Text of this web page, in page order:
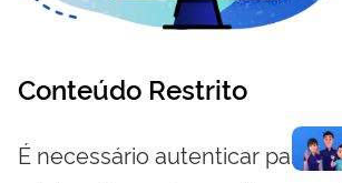
Conteúdo Restrito
É necessário autenticar para